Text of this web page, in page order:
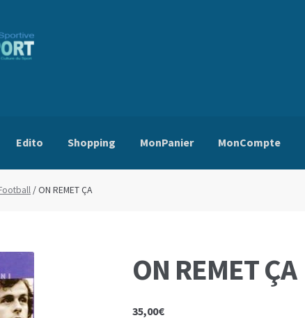
Edito Shopping MonPanier MonCompte
Conditions Générales de Vente
/ ON REMET ÇA
ON REMET ÇA
35,00€